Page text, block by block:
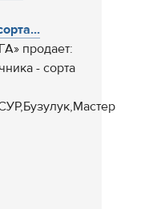
продает:
- сорта